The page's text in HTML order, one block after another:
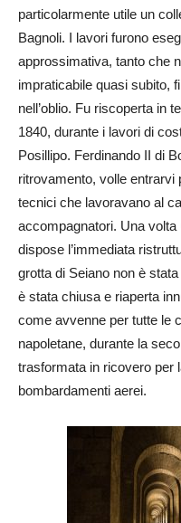
particolarmente utile un
Bagnoli. I lavori furono
approssimativa, tanto che
impraticabile quasi subito,
nell’oblio. Fu riscoperta in
1840, durante i lavori di
Posillipo. Ferdinando II di
ritrovamento, volle entrarvi
tecnici che lavoravano al
accompagnatori. Una
dispose l’immediata
grotta di Seiano non è
è stata chiusa e riaperta
come avvenne per tutte le
napoletane, durante la
trasformata in ricovero per
bombardamenti aerei.